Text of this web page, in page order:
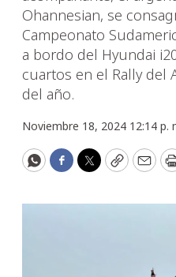
Ohannesian, se
Campeonato
a bordo del Hyundai
cuartos en el Rally del
del año.
Noviembre 18, 2024 12:14 p.
WhatsApp
Facebook
Twitter
Copy